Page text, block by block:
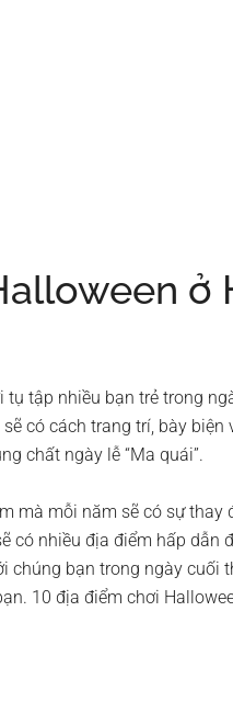
ở
tụ tập nhiều bạn trẻ trong
có cách trang trí, bày biện
chất ngày lễ “Ma quái”.
mà mỗi năm sẽ có sự thay
có nhiều địa điểm hấp dẫn
chúng bạn trong ngày cuối
10 địa điểm chơi